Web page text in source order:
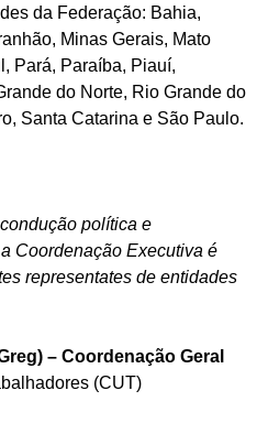
da Federação: Bahia,
Minas Gerais, Mato
Pará, Paraíba, Piauí,
do Norte, Rio Grande do
Santa Catarina e São Paulo.
política e
Coordenação Executiva é
representates de entidades
– Coordenação Geral
(CUT)